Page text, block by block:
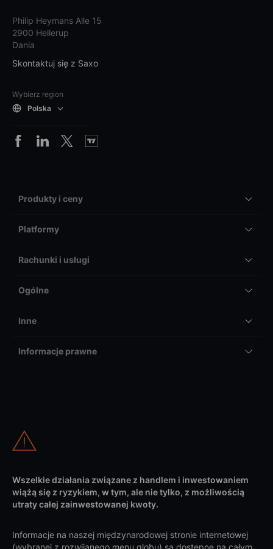
Philip Heymans Alle 15
2900 Hellerup
Dania
Skontaktuj się z Saxo
Wybierz region
Polska
Produkty i ceny
Platformy
Rachunki i usługi
Ogólne
Inne
Informacje prawne
Wszelkie działania związane z handlem i inwestowaniem
wiążą się z ryzykiem, w tym, ale nie tylko, z możliwością
utraty całej zainwestowanej kwoty.
Informacje na naszej międzynarodowej stronie internetowej